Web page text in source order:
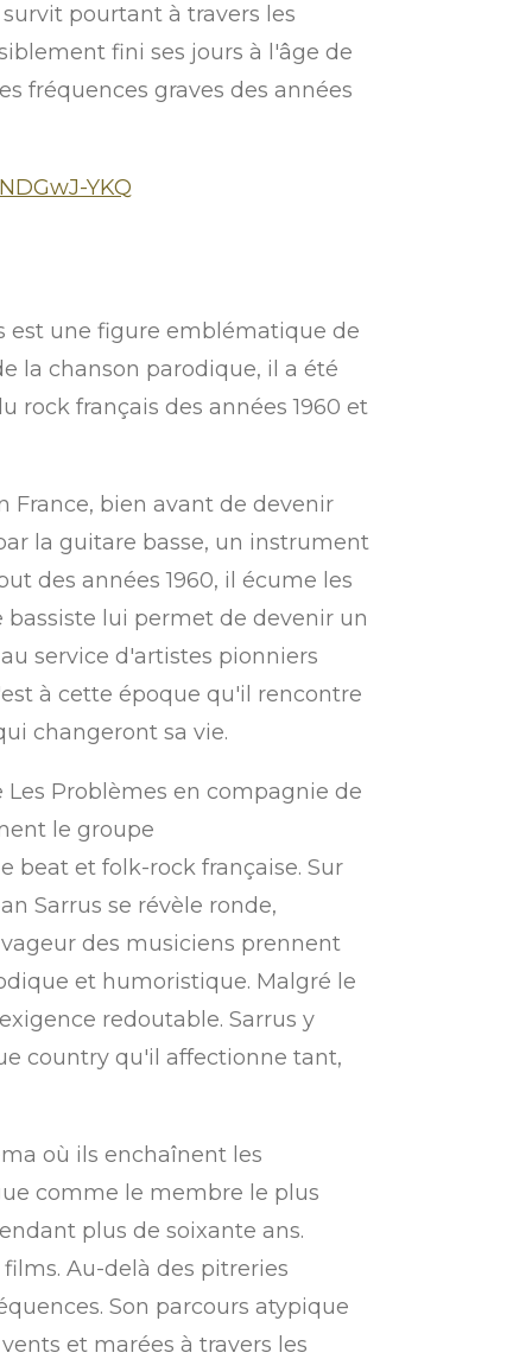
pourtant à travers les
fini ses jours à l'âge de
fréquences graves des années
YKQ
est une figure emblématique de
la chanson parodique, il a été
rock français des années 1960 et
France, bien avant de devenir
la guitare basse, un instrument
des années 1960, il écume les
lui permet de devenir un
service d'artistes pionniers
à cette époque qu'il rencontre
changeront sa vie.
Problèmes en compagnie de
le groupe
beat et folk-rock française. Sur
Sarrus se révèle ronde,
des musiciens prennent
et humoristique. Malgré le
redoutable. Sarrus y
country qu'il affectionne tant,
où ils enchaînent les
comme le membre le plus
plus de soixante ans.
Au-delà des pitreries
Son parcours atypique
et marées à travers les